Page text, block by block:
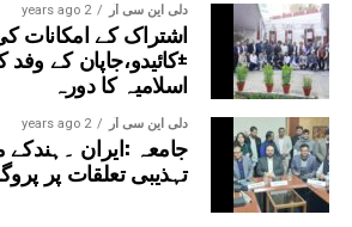
دلی این سی آر 2 years ago
اشتراک کے امکانات
±کائیدو،جاپان کے وفد
اسلامیہ کا دورہ
دلی این سی آر 2 years ago
جامعہ :ایران
تہذیبی تعلقات پر